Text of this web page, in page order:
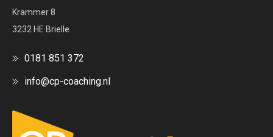
Krammer 8
3232 HE Brielle
0181 851 372
info@cp-coaching.nl